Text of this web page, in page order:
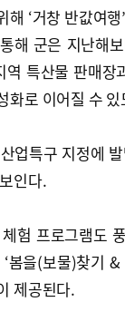
해 ‘거창 반값여
해 군은 지난해
특산물 판매
화로 이어질 수
업특구 지정에
인다.
험 프로그램도
봄을(보물)찾기
제공된다.